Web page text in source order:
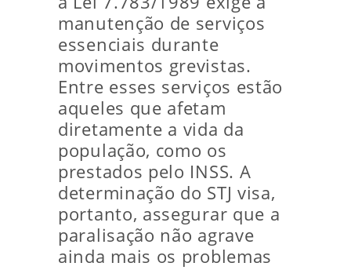
manutenção de serviços
essenciais durante
movimentos grevistas.
Entre esses serviços estão
aqueles que afetam
diretamente a vida da
população, como os
prestados pelo INSS. A
determinação do STJ visa,
portanto, assegurar que a
paralisação não agrave
ainda mais os problemas